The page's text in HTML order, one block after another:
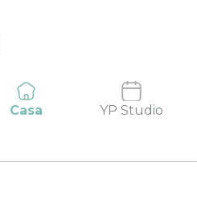
Casa YP Studio